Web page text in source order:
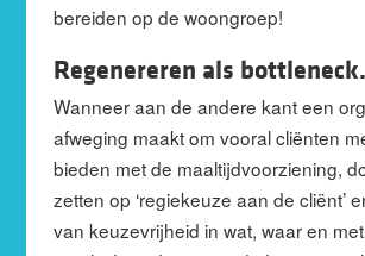
bereiden op de woongroep!
Regenereren als
Wanneer aan de andere kant een
afweging maakt om vooral cliënten
bieden met de maaltijdvoorziening,
zetten op ‘regiekeuze aan de cliënt’
van keuzevrijheid in wat, waar en